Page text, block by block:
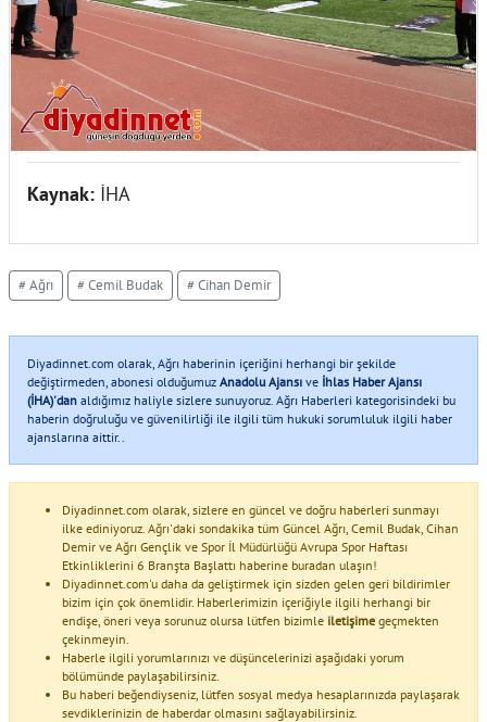
Kaynak: İHA
# Ağrı # Cemil Budak # Cihan Demir
Diyadinnet.com olarak, Ağrı haberinin içeriğini herhangi bir şekilde
değiştirmeden, abonesi olduğumuz Anadolu Ajansı ve İhlas Haber Ajansı
(İHA)'dan aldığımız haliyle sizlere sunuyoruz. Ağrı Haberleri kategorisindeki bu
haberin doğruluğu ve güvenilirliği ile ilgili tüm hukuki sorumluluk ilgili haber
ajanslarına aittir..
Diyadinnet.com olarak, sizlere en güncel ve doğru haberleri sunmayı
ilke ediniyoruz. Ağrı'daki sondakika tüm Güncel Ağrı, Cemil Budak, Cihan
Demir ve Ağrı Gençlik ve Spor İl Müdürlüğü Avrupa Spor Haftası
Etkinliklerini 6 Branşta Başlattı haberine buradan ulaşın!
Diyadinnet.com'u daha da geliştirmek için sizden gelen geri bildirimler
bizim için çok önemlidir. Haberlerimizin içeriğiyle ilgili herhangi bir
endişe, öneri veya sorunuz olursa lütfen bizimle iletişime geçmekten
çekinmeyin.
Haberle ilgili yorumlarınızı ve düşüncelerinizi aşağıdaki yorum
bölümünde paylaşabilirsiniz.
Bu haberi beğendiyseniz, lütfen sosyal medya hesaplarınızda paylaşarak
sevdiklerinizin de haberdar olmasını sağlayabilirsiniz.